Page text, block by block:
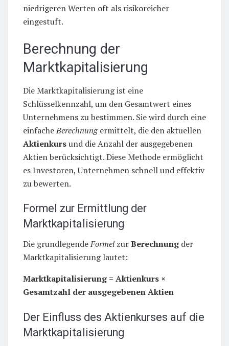
niedrigeren Werten oft als risikoreicher
eingestuft.
Berechnung der
Marktkapitalisierung
Die Marktkapitalisierung ist eine
Schlüsselkennzahl, um den Gesamtwert eines
Unternehmens zu bestimmen. Sie wird durch eine
einfacheBerechnungermittelt, die den aktuellen
Aktienkursund die Anzahl der ausgegebenen
Aktien berücksichtigt. Diese Methode ermöglicht
es Investoren, Unternehmen schnell und effektiv
zu bewerten.
Formel zur Ermittlung der
Marktkapitalisierung
Die grundlegendeFormelzurBerechnungder
Marktkapitalisierung lautet:
Marktkapitalisierung = Aktienkurs ×
Gesamtzahl der ausgegebenen Aktien
Der Einfluss des Aktienkurses auf die
Marktkapitalisierung